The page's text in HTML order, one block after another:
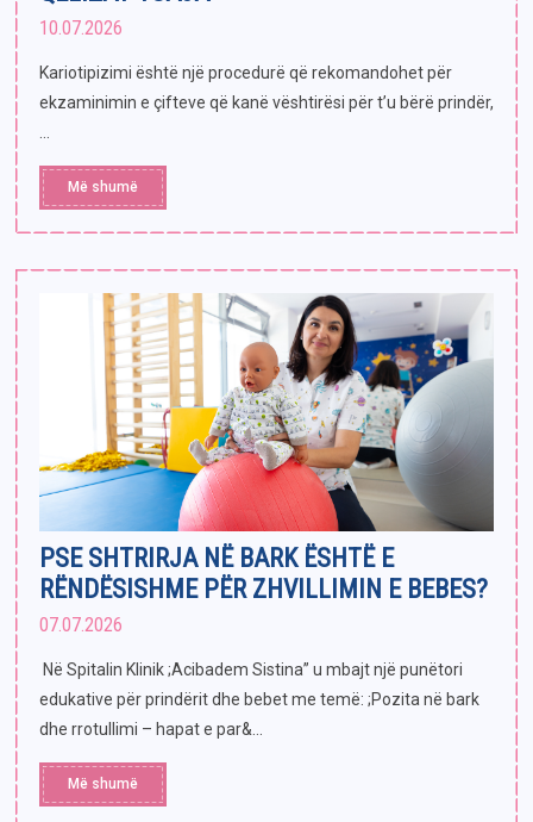
10.07.2026
Kariotipizimi është një procedurë që rekomandohet për
ekzaminimin e çifteve që kanë vështirësi për t’u bërë prindër,
Më shumë
PSE SHTRIRJA NË BARK ËSHTË E
RËNDËSISHME PËR ZHVILLIMIN E BEBES?
07.07.2026
Në Spitalin Klinik ;Acibadem Sistina” u mbajt një punëtori
edukative për prindërit dhe bebet me temë: ;Pozita në bark
dhe rrotullimi – hapat e par&...
Më shumë